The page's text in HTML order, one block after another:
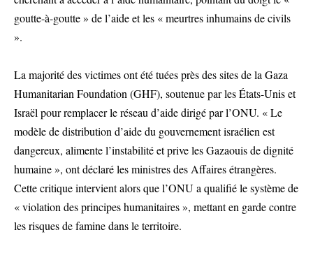
goutte-à-goutte » de l’aide et les « meurtres inhumains de civils
».
La majorité des victimes ont été tuées près des sites de la Gaza
Humanitarian Foundation (GHF), soutenue par les États-Unis et
Israël pour remplacer le réseau d’aide dirigé par l’ONU. « Le
modèle de distribution d’aide du gouvernement israélien est
dangereux, alimente l’instabilité et prive les Gazaouis de dignité
humaine », ont déclaré les ministres des Affaires étrangères.
Cette critique intervient alors que l’ONU a qualifié le système de
« violation des principes humanitaires », mettant en garde contre
les risques de famine dans le territoire.